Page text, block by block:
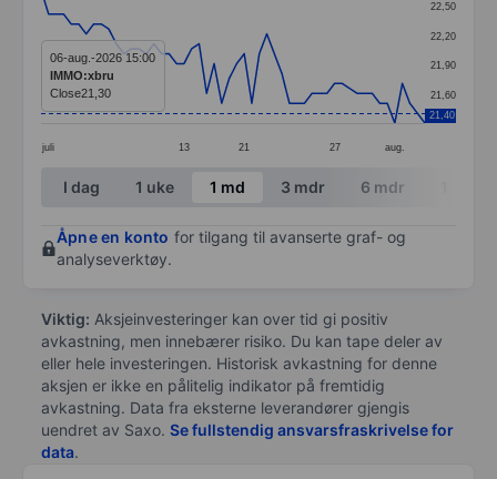
Line chart with 52 data points.
The chart has 1 X axis displaying categories.
The chart has 1 Y axis displaying values. Data
juli 13 21 27 aug.
21,60
21,90
22,20
22,50
21,40
06-aug.-2026 15:00
IMMO:xbru
Close21,30
End of interactive chart.
I dag 1 uke 1 md 3 mdr 6 mdr
Åpne en konto for tilgang til avanserte graf- og
analyseverktøy.
Viktig: Aksjeinvesteringer kan over tid gi positiv
avkastning, men innebærer risiko. Du kan tape deler av
eller hele investeringen. Historisk avkastning for denne
aksjen er ikke en pålitelig indikator på fremtidig
avkastning. Data fra eksterne leverandører gjengis
uendret av Saxo. Se fullstendig ansvarsfraskrivelse for
data.